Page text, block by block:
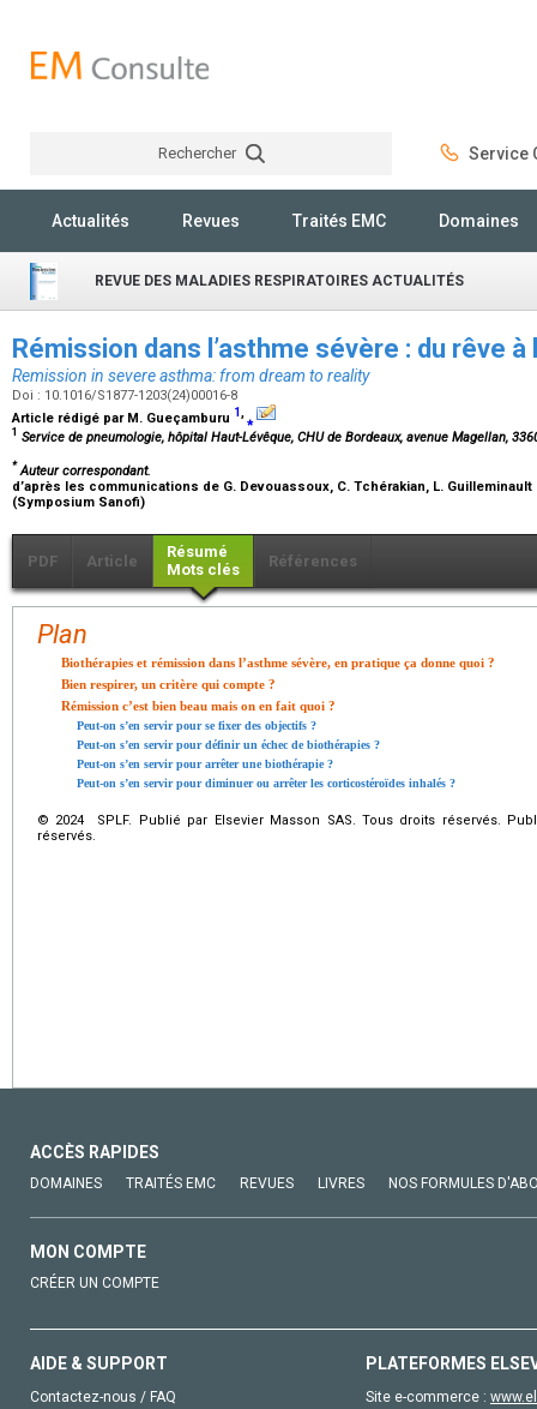
Rechercher Service
Actualités Revues Traités EMC Domaines
REVUE DES MALADIES RESPIRATOIRES ACTUALITÉS
Rémission dans l’asthme sévère : du rêve
Remission in severe asthma: from dream to reality
Doi : 10.1016/S1877-1203(24)00016-8
Article rédigé parM. Gueçamburu 1,⁎
1 Service de pneumologie, hôpital Haut-Lévêque, CHU de Bordeaux, avenue Magellan,
* Auteur correspondant.
d’après les communications de G. Devouassoux, C. Tchérakian, L. Guilleminault
(Symposium Sanofi)
PDF Article
Résumé
Mots clés
Références
Plan
Biothérapies et rémission dans l’asthme sévère, en pratique ça donne quoi ?
Bien respirer, un critère qui compte ?
Rémission c’est bien beau mais on en fait quoi ?
Peut-on s’en servir pour se fixer des objectifs ?
Peut-on s’en servir pour définir un échec de biothérapies ?
Peut-on s’en servir pour arrêter une biothérapie ?
Peut-on s’en servir pour diminuer ou arrêter les corticostéroïdes inhalés ?
© 2024 SPLF. Publié par Elsevier Masson SAS. Tous droits réservés.
réservés.
ACCÈS RAPIDES
DOMAINES TRAITÉS EMC REVUES LIVRES NOS FORMULES
MON COMPTE
CRÉER UN COMPTE
AIDE & SUPPORT
Contactez-nous / FAQ
PLATEFORMES
Site e-commerce :